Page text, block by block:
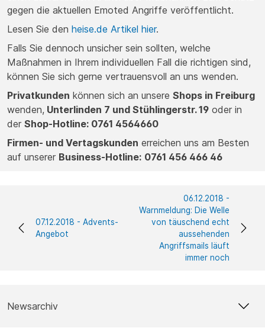
gegen die aktuellen Emoted Angriffe veröffentlicht.
Lesen Sie den heise.de Artikel hier.
Falls Sie dennoch unsicher sein sollten, welche
Maßnahmen in Ihrem individuellen Fall die richtigen sind,
können Sie sich gerne vertrauensvoll an uns wenden.
Privatkunden können sich an unsere Shops in Freiburg
wenden, Unterlinden 7 und Stühlingerstr. 19 oder in
der Shop-Hotline: 0761 4564660
Firmen- und Vertagskunden erreichen uns am Besten
auf unserer Business-Hotline: 0761 456 466 46
07.12.2018 - Advents-
Angebot
06.12.2018 -
Warnmeldung: Die Welle
von täuschend echt
aussehenden
Angriffsmails läuft
immer noch
Newsarchiv